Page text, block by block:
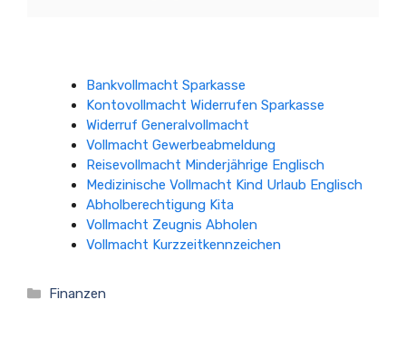
Bankvollmacht Sparkasse
Kontovollmacht Widerrufen Sparkasse
Widerruf Generalvollmacht
Vollmacht Gewerbeabmeldung
Reisevollmacht Minderjährige Englisch
Medizinische Vollmacht Kind Urlaub Englisch
Abholberechtigung Kita
Vollmacht Zeugnis Abholen
Vollmacht Kurzzeitkennzeichen
Kategorien
Finanzen